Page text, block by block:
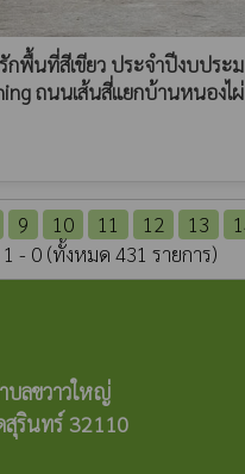
กพื้นที่สีเขียว ประจำปีงบปร
ถนนเส้นสี่แยกบ้านหนองไ
9 10 11 12 13
1 - 0 (ทั้งหมด 431 รายการ)
บลขวาวใหญ่
สุรินทร์ 32110